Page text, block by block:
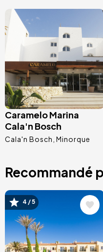
Image
Caramelo Marina
Cala'n Bosch
Cala'n Bosch Minorque
Recommandé
Image
4 / 5